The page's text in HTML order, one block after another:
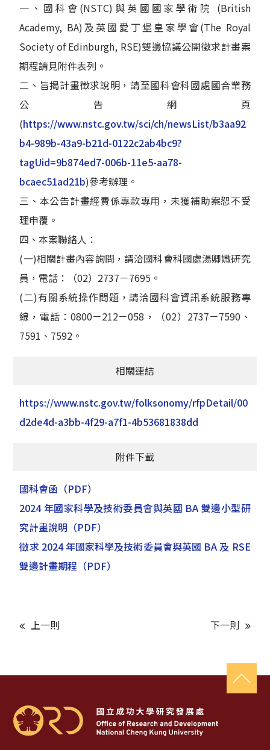
一、國科會(NSTC)與英國國家學術院 (British
Academy, BA)及英國愛丁堡皇家學會(The Royal
Society of Edinburgh, RSE)雙邊協議公開徵求計畫案
期程請見附件表列。
二、旨揭計畫徵求說明，請至國科會科國處國合業務
公告網頁
(https://www.nstc.gov.tw/sci/ch/newsList/b3aa92
b4-989b-43a9-b21d-0122c2ab4bc9?
tagUid=9b874ed7-006b-11e5-aa78-
bcaec51ad21b)參考辦理。
三、本公告計畫經費係專款專用，未獲補助案恕不受
理申覆。
四、本案聯絡人：
(一)相關計畫內容詢問，請洽國科會科國處湯卿媺研究
員，電話：（02）2737－7695。
(二)有關系統操作問題，請洽國科會資訊系統服務專
線，電話：0800－212－058，（02）2737－7590、
7591、7592。
相關連結
https://www.nstc.gov.tw/folksonomy/rfpDetail/00
d2de4d-a3bb-4f29-a7f1-4b53681838dd
附件下載
國科會函 （PDF）
2024 年國家科學及技術委員會與英國 BA 雙邊小型研
究計畫說明 （PDF）
徵求 2024 年國家科學及技術委員會與英國 BA 及 RSE
雙邊計畫期程 （PDF）
上一則 下一則